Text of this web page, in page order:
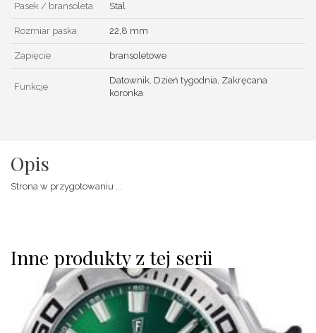
Pasek / bransoleta Stal
Rozmiar paska 22,8 mm
Zapięcie bransoletowe
Funkcje
Datownik, Dzień tygodnia, Zakręcana
koronka
Opis
Strona w przygotowaniu ...
Inne produkty z tej serii